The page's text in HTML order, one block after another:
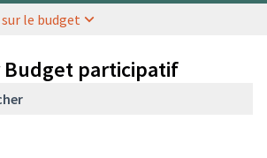
le budget
Budget participatif